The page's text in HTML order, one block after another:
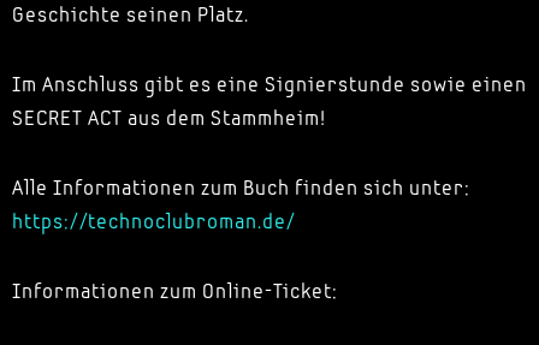
Geschichte seinen Platz.
Im Anschluss gibt es eine Signierstunde sowie einen
SECRET ACT aus dem Stammheim!
Alle Informationen zum Buch finden sich unter:
https://technoclubroman.de/
Informationen zum Online-Ticket: